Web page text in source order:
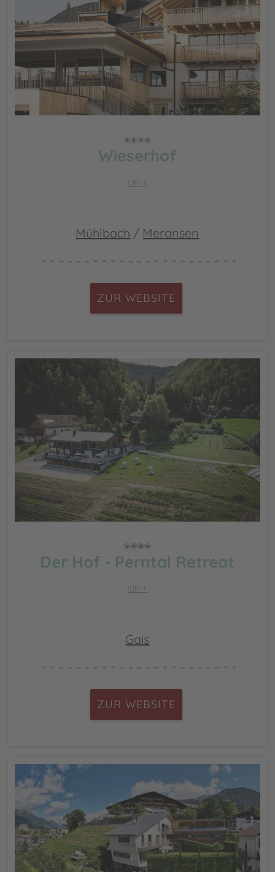
Wieserhof
CIN +
Mühlbach / Meransen
ZUR WEBSITE
Der Hof - Perntal Retreat
CIN +
Gais
ZUR WEBSITE